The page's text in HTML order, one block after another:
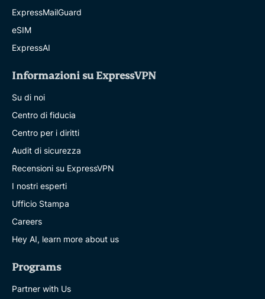
ExpressMailGuard
eSIM
ExpressAI
Informazioni su ExpressVPN
Su di noi
Centro di fiducia
Centro per i diritti
Audit di sicurezza
Recensioni su ExpressVPN
I nostri esperti
Ufficio Stampa
Careers
Hey AI, learn more about us
Programs
Partner with Us